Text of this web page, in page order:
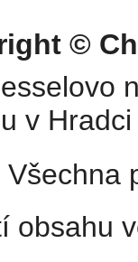
©
v
Všechna
obsahu